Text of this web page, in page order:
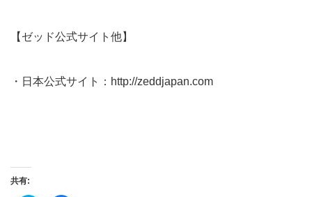
【ゼッド公式サイト他】
・日本公式サイト： http://zeddjapan.com
共有: